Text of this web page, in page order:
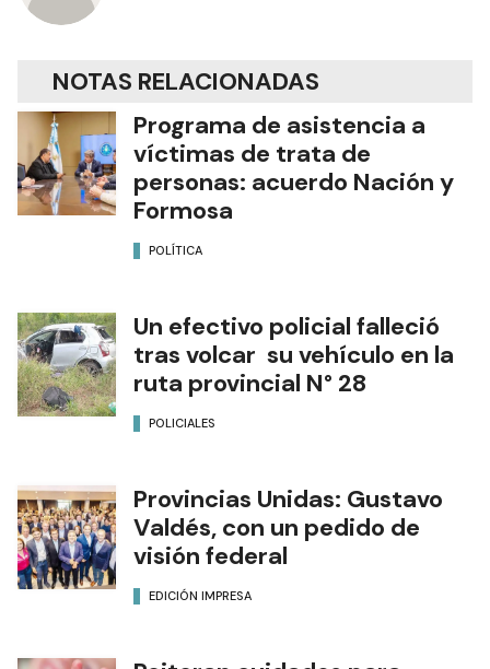
NOTAS RELACIONADAS
Programa de asistencia a
víctimas de trata de
personas: acuerdo Nación y
Formosa
POLÍTICA
Un efectivo policial falleció
tras volcar su vehículo en la
ruta provincial N° 28
POLICIALES
Provincias Unidas: Gustavo
Valdés, con un pedido de
visión federal
EDICIÓN IMPRESA